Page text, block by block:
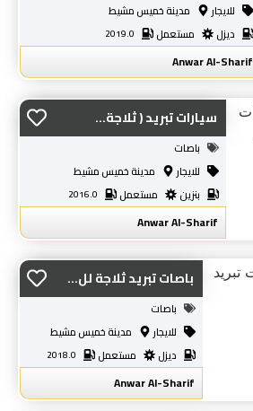
للايجار
مدينة خميس مشيط
ديزل
مستعمل 2019.0
Anwar Al-Sharif
سيارات تبريد ( ثلاجة...
باصات
للايجار
مدينة خميس مشيط
بنزين
مستعمل 2016.0
Anwar Al-Sharif
باصات تبريد ثلاجة لل...
باصات
للايجار
مدينة خميس مشيط
ديزل
مستعمل 2018.0
Anwar Al-Sharif